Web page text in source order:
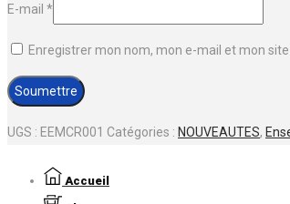
E-mail *
Enregistrer mon nom, mon e-mail et mon
UGS : EEMCR001 Catégories : NOUVEAUTES,
Accueil